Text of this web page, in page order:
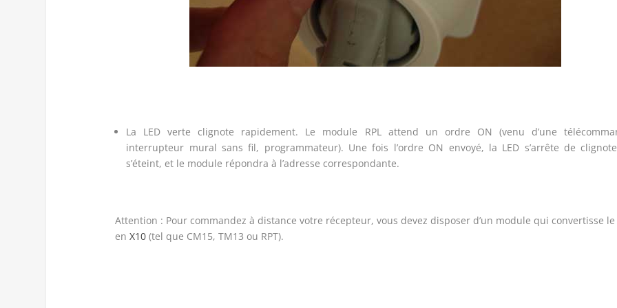
La LED verte clignote rapidement. Le module RPL attend un ordre ON (venu d’une
interrupteur mural sans fil, programmateur). Une fois l’ordre ON envoyé, la LED s’arrête de
s’éteint, et le module répondra à l’adresse correspondante.
Attention : Pour commandez à distance votre récepteur, vous devez disposer d’un module qui convertisse le
enX10 (tel que CM15, TM13 ou RPT).